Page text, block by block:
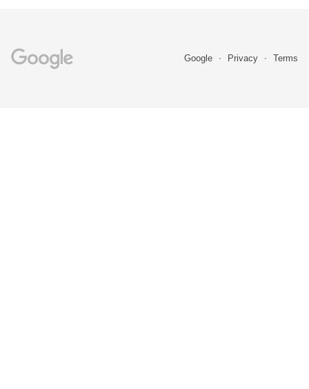
Google Privacy Terms